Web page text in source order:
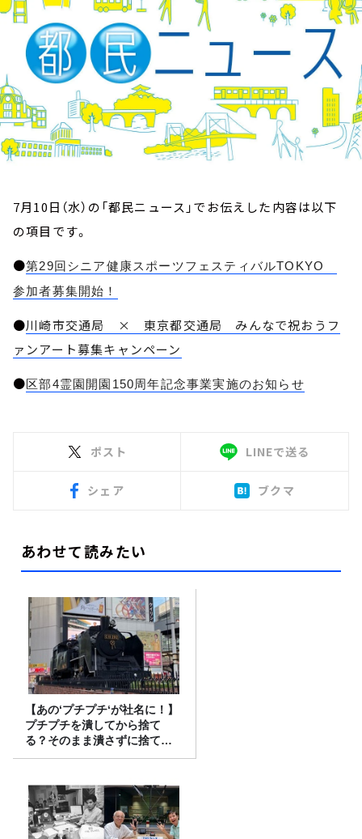
7月10日（水）の「都民ニュース」でお伝えした内容は以下
の項目です。
●第29回シニア健康スポーツフェスティバルTOKYO
参加者募集開始！
●川崎市交通局 × 東京都交通局 みんなで祝おうフ
ァンアート募集キャンペーン
●区部4霊園開園150周年記念事業実施のお知らせ
ポスト LINEで送る
シェア ブクマ
あわせて読みたい
【あの‘プチプチ‘が社名に！】
プチプチを潰してから捨て
る？そのまま潰さずに捨て
る？